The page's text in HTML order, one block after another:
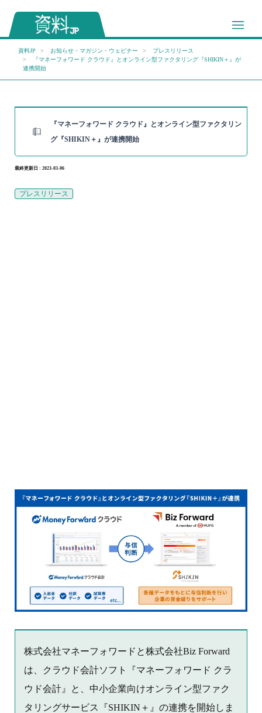
資料JP お知らせ・マガジン・ウェビナー
プレスリリース
『マネーフォワード クラウド』とオンライン型ファクタリング『SHIKIN＋』が
連携開始
『マネーフォワード クラウド』とオンライン型ファクタリン
グ『SHIKIN＋』が連携開始
最終更新日 : 2023-03-06
プレスリリース
株式会社マネーフォワードと株式会社Biz Forward
は、クラウド会計ソフト『マネーフォワード クラ
ウド会計』と、中小企業向けオンライン型ファク
タリングサービス『SHIKIN＋』の連携を開始しま